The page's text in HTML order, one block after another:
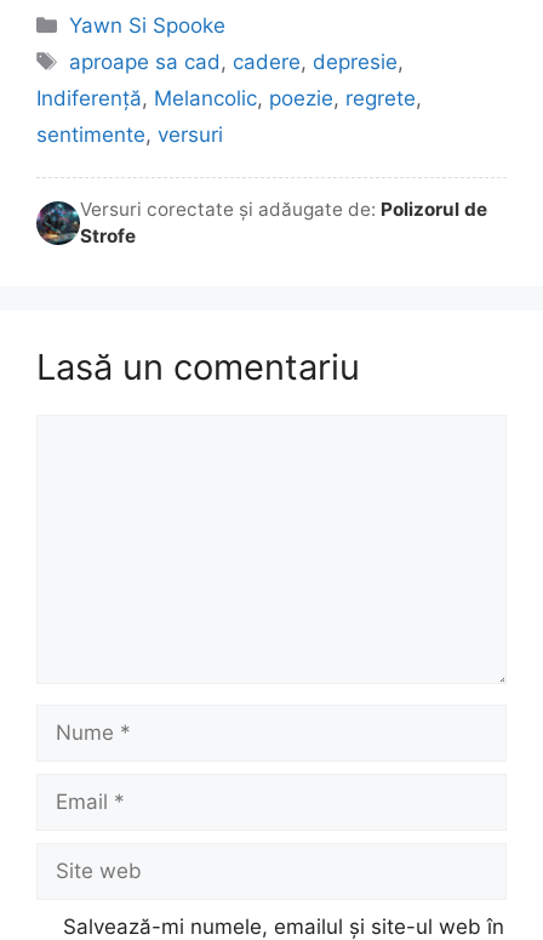
Categorii
Yawn Si Spooke
Etichete
aproape sa cad, cadere, depresie,
Indiferență, Melancolic, poezie, regrete,
sentimente, versuri
Versuri corectate și adăugate de: Polizorul de
Strofe
Lasă un comentariu
Nume
Email
Site
web
Salvează-mi numele, emailul și site-ul web în